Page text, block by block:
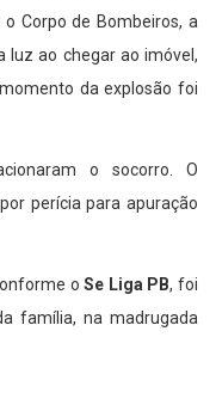
Corpo de Bombeiros, a
luz ao chegar ao imóvel,
da explosão foi
o socorro. O
perícia para apuração
oSe Liga PB, foi
família, na madrugada